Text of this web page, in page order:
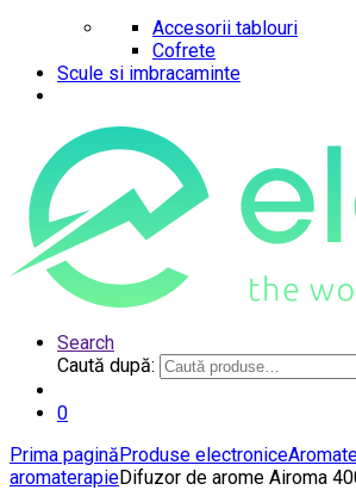
Accesorii tablouri
Cofrete
Scule si imbracaminte
Search
Caută după:
0
Prima paginăProduse electronice
aromaterapieDifuzor de arome Airoma